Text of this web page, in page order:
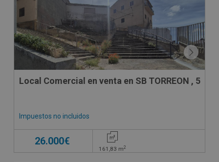
Local Comercial en venta en SB TORREON , 5
Impuestos no incluidos
26.000€
161,83 m2